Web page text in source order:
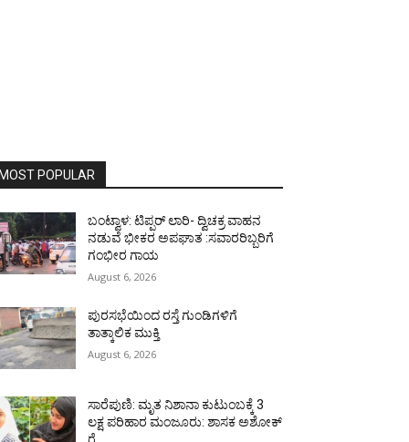
POPULAR
ಬಂಟ್ವಾಳ: ಟಿಪ್ಪರ್ ಲಾರಿ- ದ್ವಿಚಕ್ರ ವಾಹನ
ನಡುವೆ ಭೀಕರ ಅಪಘಾತ :ಸವಾರರಿಬ್ಬರಿಗೆ
ಗಂಭೀರ ಗಾಯ
August 6, 2026
ಪುರಸಭೆಯಿಂದ ರಸ್ತೆ ಗುಂಡಿಗಳಿಗೆ
ತಾತ್ಕಾಲಿಕ ಮುಕ್ತಿ
August 6, 2026
ಸಾರೆಪುಣಿ: ಮೃತ ನಿಶಾನಾ ಕುಟುಂಬಕ್ಕೆ 3
ಲಕ್ಷ ಪರಿಹಾರ ಮಂಜೂರು: ಶಾಸಕ ಅಶೋಕ್